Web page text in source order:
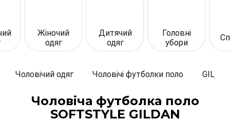
Жіночий
одяг
Дитячий
одяг
Головні
убори
Чоловічий одяг Чоловічі футболки поло
Чоловіча футболка поло
SOFTSTYLE GILDAN